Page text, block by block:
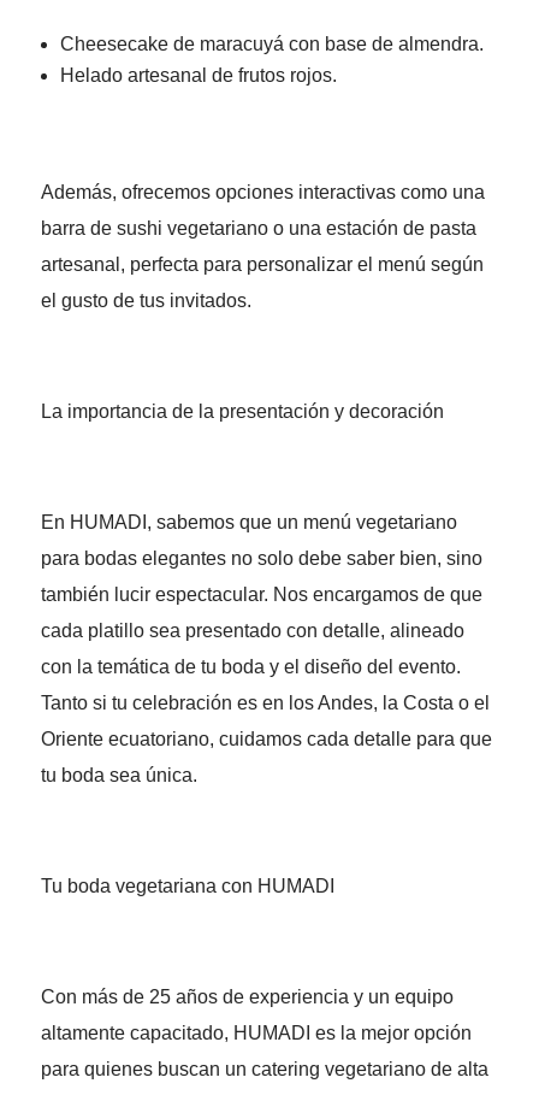
Cheesecake de maracuyá con base de almendra.
Helado artesanal de frutos rojos.
Además, ofrecemos opciones interactivas como una
barra de sushi vegetariano o una estación de pasta
artesanal, perfecta para personalizar el menú según
el gusto de tus invitados.
La importancia de la presentación y decoración
En HUMADI, sabemos que un menú vegetariano
para bodas elegantes no solo debe saber bien, sino
también lucir espectacular. Nos encargamos de que
cada platillo sea presentado con detalle, alineado
con la temática de tu boda y el diseño del evento.
Tanto si tu celebración es en los Andes, la Costa o el
Oriente ecuatoriano, cuidamos cada detalle para que
tu boda sea única.
Tu boda vegetariana con HUMADI
Con más de 25 años de experiencia y un equipo
altamente capacitado, HUMADI es la mejor opción
para quienes buscan un catering vegetariano de alta